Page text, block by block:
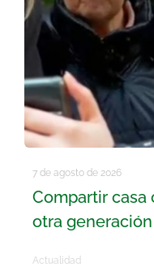
7 de agosto de 2026
Compartir casa
otra generación
Actualidad